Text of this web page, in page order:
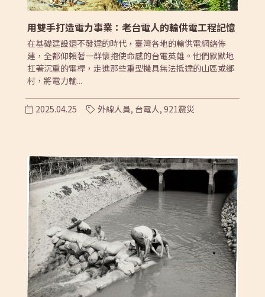
用雙手打造電力事業：老台電人的輸供電工程記憶
在基礎建設還不發達的時代，臺灣各地的輸供電網絡佈
建，全都仰賴著一群懷抱使命感的台電英雄。他們默默地
扛著沉重的電桿，走進那些重型機具無法抵達的山區或鄉
村，將電力輸...
2025.04.25 外線人員, 台電人, 921震災